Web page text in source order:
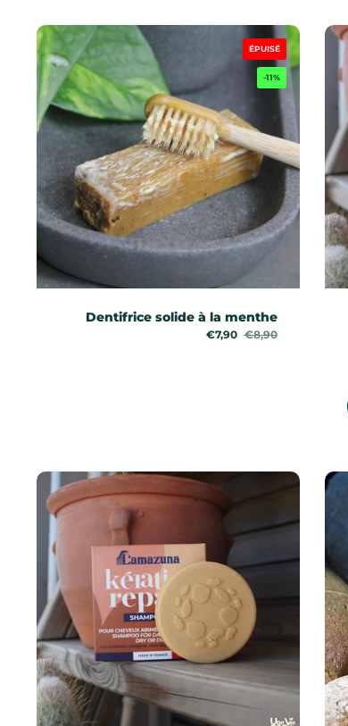
Dentifrice solide à la menthe
Prix de solde:
€7,90 Prix régulier:
€8,90
ÉPUISÉ
-11%